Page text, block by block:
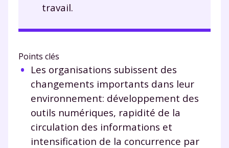
travail.
Points clés
Les organisations subissent des
changements importants dans leur
environnement: développement des
outils numériques, rapidité de la
circulation des informations et
intensification de la concurrence par